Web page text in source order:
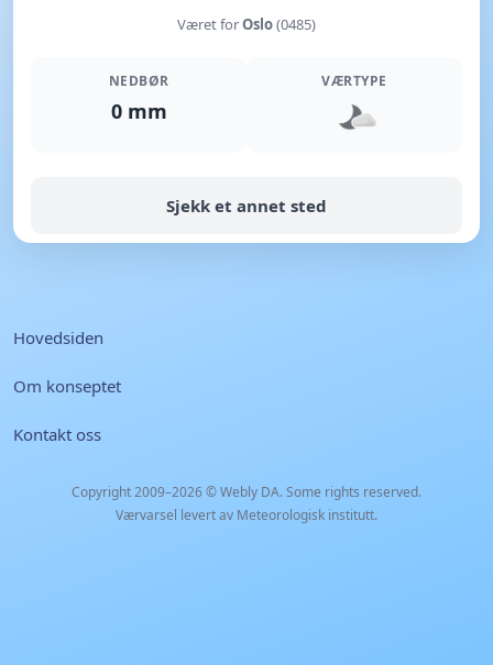
Været forOslo(0485)
NEDBØR
0 mm
VÆRTYPE
Sjekk et annet sted
Hovedsiden
Om konseptet
Kontakt oss
Copyright 2009–2026 ©Webly DA. Some rights reserved.
Værvarsel levert av Meteorologisk institutt.